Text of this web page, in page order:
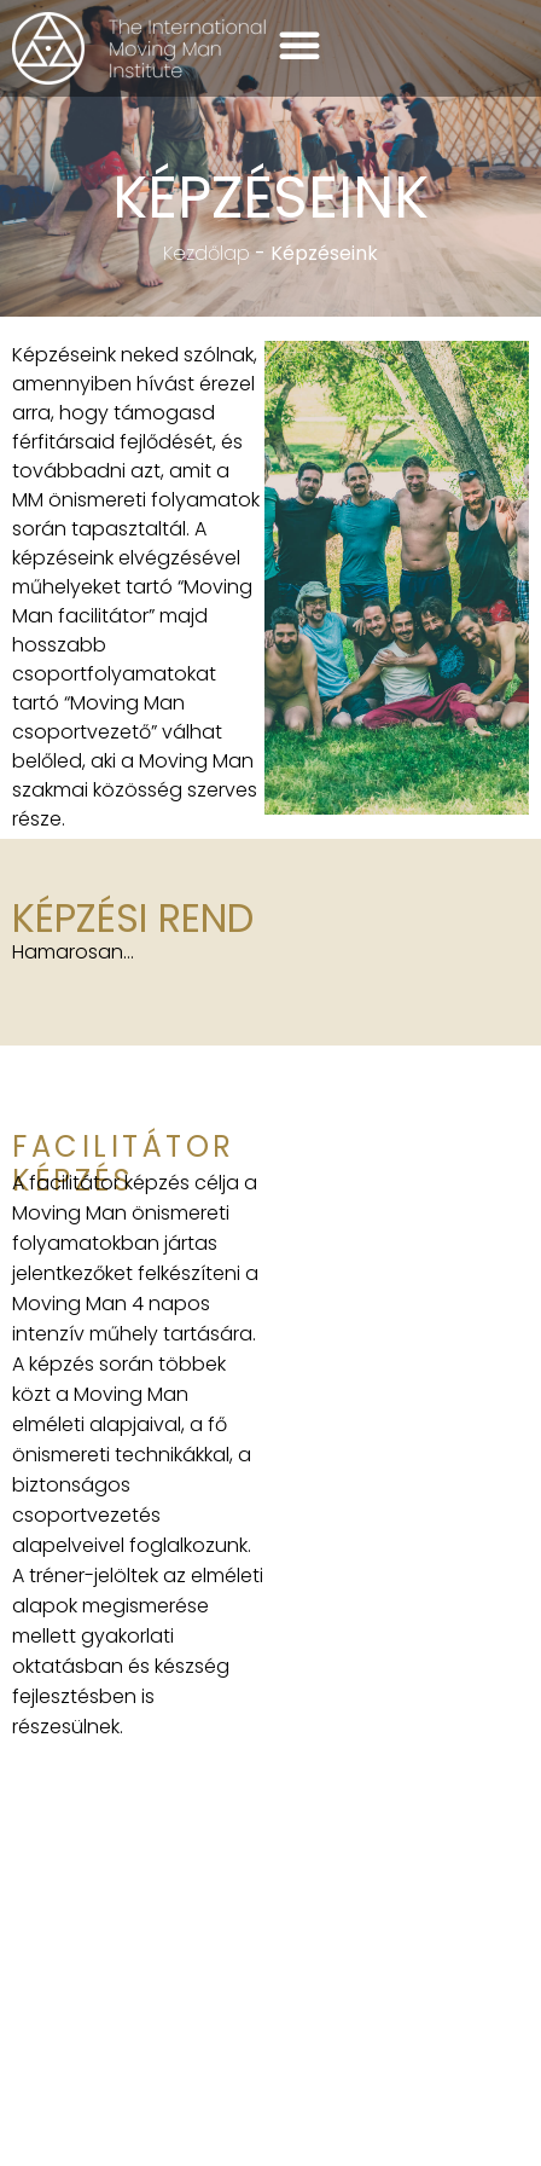
KÉPZÉSEINK
Kezdőlap- Képzéseink
Képzéseink neked szólnak,
amennyiben hívást érezel
arra, hogy támogasd
férfitársaid fejlődését, és
továbbadni azt, amit a
MM önismereti folyamatok
során tapasztaltál. A
képzéseink elvégzésével
műhelyeket tartó “Moving
Man facilitátor” majd
hosszabb
csoportfolyamatokat
tartó “Moving Man
csoportvezető” válhat
belőled, aki a Moving Man
szakmai közösség szerves
része.
KÉPZÉSI REND
Hamarosan…
FACILITÁTOR
KÉPZÉS
A facilitátor képzés célja a
Moving Man önismereti
folyamatokban jártas
jelentkezőket felkészíteni a
Moving Man 4 napos
intenzív műhely tartására.
A képzés során többek
közt a Moving Man
elméleti alapjaival, a fő
önismereti technikákkal, a
biztonságos
csoportvezetés
alapelveivel foglalkozunk.
A tréner-jelöltek az elméleti
alapok megismerése
mellett gyakorlati
oktatásban és készség
fejlesztésben is
részesülnek.